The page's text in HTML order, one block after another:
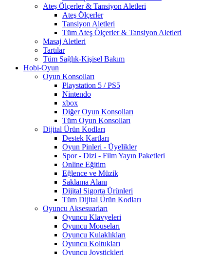
Ateş Ölçerler & Tansiyon Aletleri
Ateş Ölçerler
Tansiyon Aletleri
Tüm Ateş Ölçerler & Tansiyon Aletleri
Masaj Aletleri
Tartılar
Tüm Sağlık-Kişisel Bakım
Hobi-Oyun
Oyun Konsolları
Playstation 5 / PS5
Nintendo
xbox
Diğer Oyun Konsolları
Tüm Oyun Konsolları
Dijital Ürün Kodları
Destek Kartları
Oyun Pinleri - Üyelikler
Spor - Dizi - Film Yayın Paketleri
Online Eğitim
Eğlence ve Müzik
Saklama Alanı
Dijital Sigorta Ürünleri
Tüm Dijital Ürün Kodları
Oyuncu Aksesuarları
Oyuncu Klavyeleri
Oyuncu Mouseları
Oyuncu Kulaklıkları
Oyuncu Koltukları
Oyuncu Joystickleri